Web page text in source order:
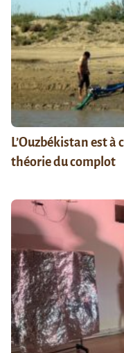
L’Ouzbékistan est à
théorie du complot